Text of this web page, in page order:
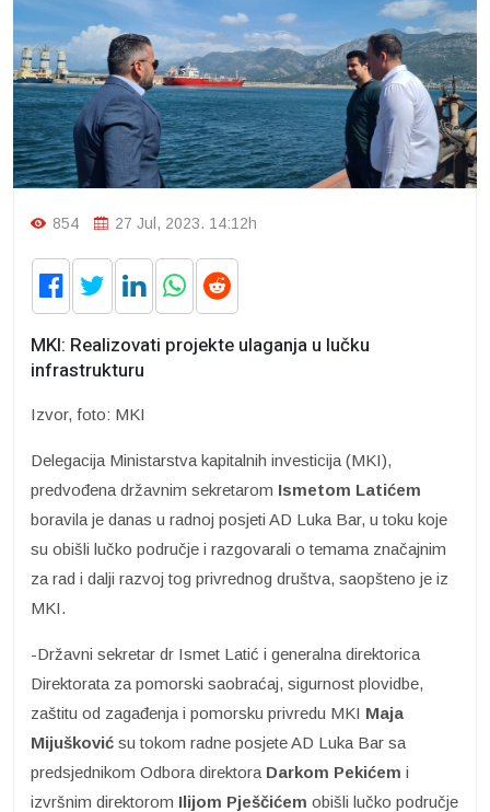
854 27 Jul, 2023. 14:12h
MKI: Realizovati projekte ulaganja u lučku
infrastrukturu
Izvor, foto: MKI
Delegacija Ministarstva kapitalnih investicija (MKI),
predvođena državnim sekretarom Ismetom Latićem
boravila je danas u radnoj posjeti AD Luka Bar, u toku koje
su obišli lučko područje i razgovarali o temama značajnim
za rad i dalji razvoj tog privrednog društva, saopšteno je iz
MKI.
-Državni sekretar dr Ismet Latić i generalna direktorica
Direktorata za pomorski saobraćaj, sigurnost plovidbe,
zaštitu od zagađenja i pomorsku privredu MKI Maja
Mijušković su tokom radne posjete AD Luka Bar sa
predsjednikom Odbora direktora Darkom Pekićem i
izvršnim direktorom Ilijom Pješčićem obišli lučko područje